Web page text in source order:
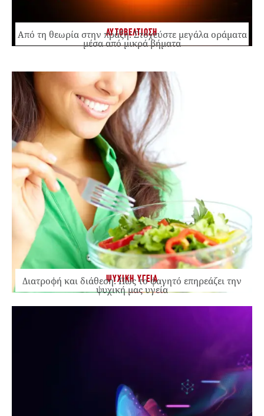
ΑΥΤΟΒΕΛΤΙΩΣΗ
Από τη θεωρία στην πράξη: Στοχεύστε μεγάλα οράματα
μέσα από μικρά βήματα
ΨΥΧΙΚΗ ΥΓΕΙΑ
Διατροφή και διάθεση: Πώς το φαγητό επηρεάζει την
ψυχική μας υγεία